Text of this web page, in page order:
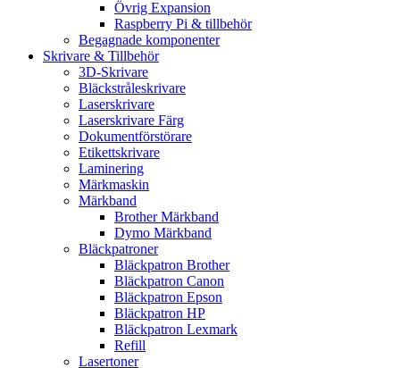
Övrig Expansion
Raspberry Pi & tillbehör
Begagnade komponenter
Skrivare & Tillbehör
3D-Skrivare
Bläckstråleskrivare
Laserskrivare
Laserskrivare Färg
Dokumentförstörare
Etikettskrivare
Laminering
Märkmaskin
Märkband
Brother Märkband
Dymo Märkband
Bläckpatroner
Bläckpatron Brother
Bläckpatron Canon
Bläckpatron Epson
Bläckpatron HP
Bläckpatron Lexmark
Refill
Lasertoner